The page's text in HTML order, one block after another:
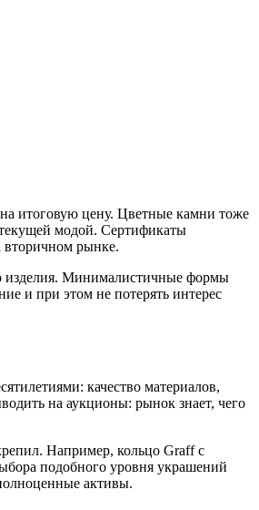
на итоговую цену. Цветные камни тоже
модой. Сертификаты
вторичном рынке.
изделия. Минималистичные формы
и при этом не потерять интерес
качество материалов,
на аукционы: рынок знает, чего
Например, кольцо Graff с
подобного уровня украшений
активы.